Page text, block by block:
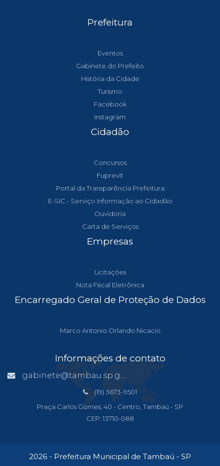
Prefeitura
Eventos
Gabinete do Prefeito
História da Cidade
Turismo
Facebook
Instagram
Cidadão
Concursos
Fuprevit
Portal da Transparência Prefeitura
E-SIC - Serviço Informação ao Cidadão
Ouvidoria
Carta de Serviços
Empresas
Licitações
Nota Fiscal Eletrônica
Encarregado Geral de Proteção de Dados
Marco Antonio Orlando Nicacio
Informações de contato
gabinete@tambau.sp.gov.br
(19) 3673-9501
Praça Carlos Gomes, 40 - Centro, Tambaú - SP
CEP: 13710-088
2026 - Prefeitura Municipal de Tambaú - SP